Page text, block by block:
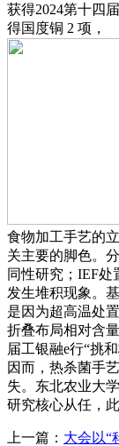
获得2024第十四
得国度铜 2 项，
食物加工手艺的
关主要的脚色。
同性研究；IEF
发生堆积现象。
是因为超高温处
折叠布局相对含
届工银融e行“挑
因而，热杀菌手
失。东北农业大
研究核心从任，此
上一篇： 大会以“